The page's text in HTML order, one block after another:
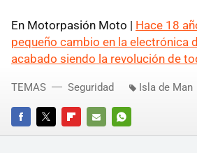
En Motorpasión Moto | Hace 18
pequeño cambio en la electrónica
acabado siendo la revolución de
FACEBOOKTWITTERFLIPBOARD
E-
WHATSAPP
TEMAS Seguridad Isla de Man